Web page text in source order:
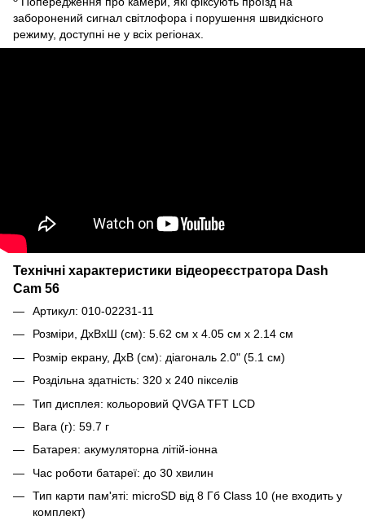
заборонений сигнал світлофора і порушення швидкісного
режиму, доступні не у всіх регіонах.
Технічні характеристики відеореєстратора Dash
Cam 56
Артикул: 010-02231-11
Розміри, ДxВxШ (см): 5.62 см x 4.05 см x 2.14 см
Розмір екрану, ДxВ (см): діагональ 2.0" (5.1 см)
Роздільна здатність: 320 x 240 пікселів
Тип дисплея: кольоровий QVGA TFT LCD
Вага (г): 59.7 г
Батарея: акумуляторна літій-іонна
Час роботи батареї: до 30 хвилин
Тип карти пам'яті: microSD від 8 Гб Class 10 (не входить у
комплект)